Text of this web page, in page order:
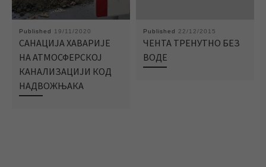
Published 19/11/2020
САНАЦИЈА ХАВАРИЈЕ
НА АТМОСФЕРСКОЈ
КАНАЛИЗАЦИЈИ КОД
НАДВОЖЊАКА
Published 22/12/2015
ЧЕНТА ТРЕНУТНО БЕЗ
ВОДЕ